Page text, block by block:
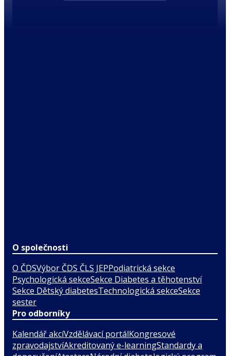
O společnosti
O ČDSVýbor ČDS ČLS JEPPodiatrická sekce
Psychologická sekceSekce Diabetes a těhotenství
Sekce Dětský diabetesTechnologická sekceSekce
sester
Pro odborníky
Kalendář akcíVzdělávací portálKongresové
zpravodajstvíAkreditovaný e-learningStandardy a